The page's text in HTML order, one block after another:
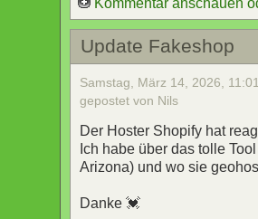
Kommentar anschauen
Update Fakeshop
Samstag, März 14, 2026,
gepostet von Nils
Der Hoster Shopify hat
Ich habe über das tolle Tool
Arizona) und wo sie
Danke 💓